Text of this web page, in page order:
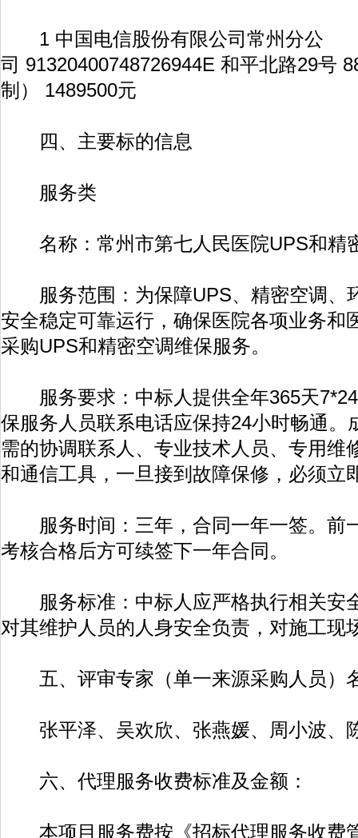
1 中国电信股份有限公司常州分公
司 91320400748726944E 和平北路29号
制） 1489500元
四、主要标的信息
服务类
名称：常州市第七人民医院UPS和精
服务范围：为保障UPS、精密空调、
安全稳定可靠运行，确保医院各项业务和
采购UPS和精密空调维保服务。
服务要求：中标人提供全年365天7*24
保服务人员联系电话应保持24小时畅通。
需的协调联系人、专业技术人员、专用维
和通信工具，一旦接到故障保修，必须立
服务时间：三年，合同一年一签。前
考核合格后方可续签下一年合同。
服务标准：中标人应严格执行相关安
对其维护人员的人身安全负责，对施工现
五、评审专家（单一来源采购人员）
张平泽、吴欢欣、张燕媛、周小波、
六、代理服务收费标准及金额：
本项目服务费按《招标代理服务收费